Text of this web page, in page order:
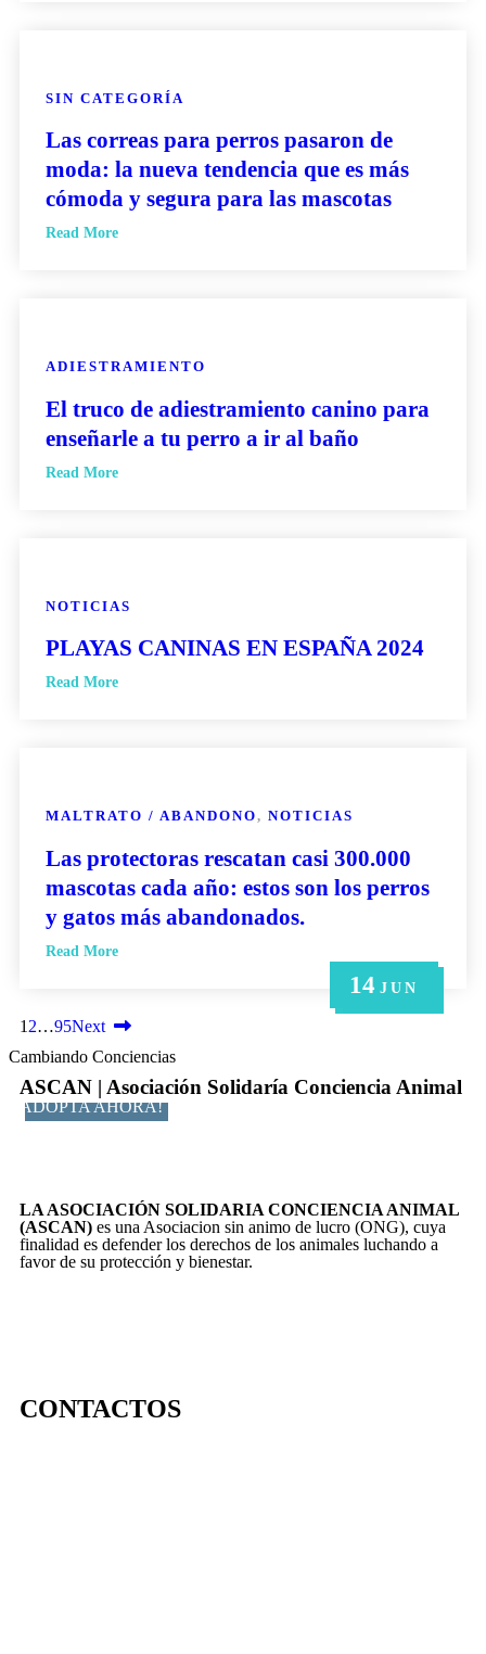
14 JUN
6 MAY
SIN CATEGORÍA
Las correas para perros pasaron de
moda: la nueva tendencia que es más
cómoda y segura para las mascotas
Read More
6 MAY
ADIESTRAMIENTO
El truco de adiestramiento canino para
enseñarle a tu perro a ir al baño
Read More
21 JUN
NOTICIAS
PLAYAS CANINAS EN ESPAÑA 2024
Read More
14 JUN
MALTRATO / ABANDONO, NOTICIAS
Las protectoras rescatan casi 300.000
mascotas cada año: estos son los perros
y gatos más abandonados.
Read More
1 2…95Next
Cambiando Conciencias
ASCAN | Asociación Solidaría Conciencia Animal
ADOPTA AHORA!
LA ASOCIACIÓN SOLIDARIA CONCIENCIA ANIMAL
(ASCAN) es una Asociacion sin animo de lucro (ONG), cuya
finalidad es defender los derechos de los animales luchando a
favor de su protección y bienestar.
CONTACTOS